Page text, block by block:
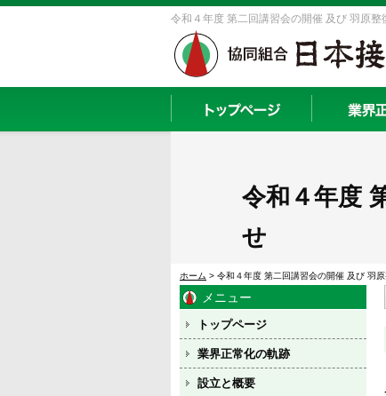
令和４年度 第二回講習会の開催 及び 羽原
令和４年度
せ
ホーム > 令和４年度 第二回講習会の開催 及び 羽
メニュー
トップページ
業界正常化の軌跡
設立と概要